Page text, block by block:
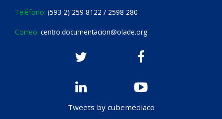
Teléfono: (593 2) 259 8122 / 2598 280
Correo: centro.documentacion@olade.org
Tweets by cubemediaco